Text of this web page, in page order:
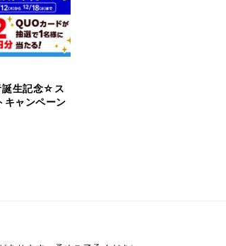
誕生記念☆ス
キャンペーン